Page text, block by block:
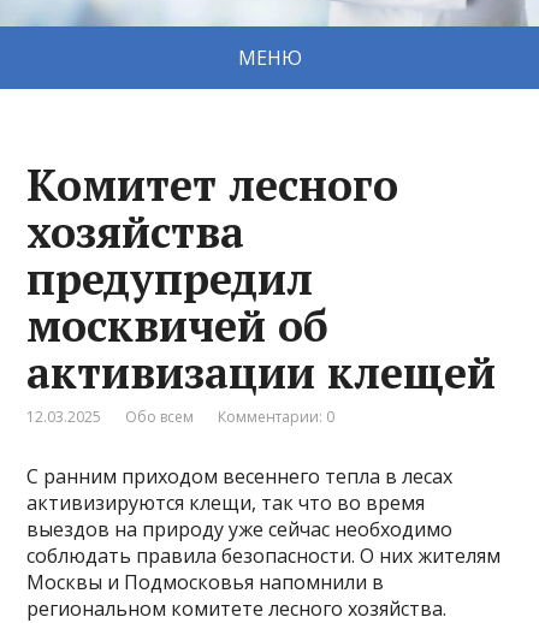
МЕНЮ
Комитет лесного
хозяйства
предупредил
москвичей об
активизации клещей
12.03.2025 Обо всем Комментарии: 0
С ранним приходом весеннего тепла в лесах
активизируются клещи, так что во время
выездов на природу уже сейчас необходимо
соблюдать правила безопасности. О них жителям
Москвы и Подмосковья напомнили в
региональном комитете лесного хозяйства.